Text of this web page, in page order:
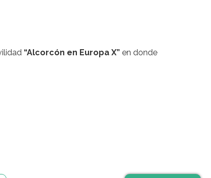
“Alcorcón en Europa X” en donde